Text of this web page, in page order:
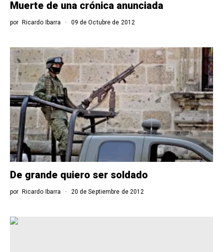
Muerte de una crónica anunciada
por Ricardo Ibarra 09 de Octubre de 2012
De grande quiero ser soldado
por Ricardo Ibarra 20 de Septiembre de 2012